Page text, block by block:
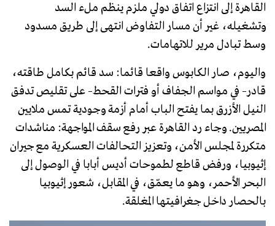
القاهرة إلى انتزاع اتفاق دولي ملزم ينظم ملء السد
وتشغيله، غير أن مسار التفاوض انتهى إلى طريق مسدود
وسط تبادل مرير للاتهامات.
واليوم، صار الكابوس واقعا قائما: سد قائم بكامل طاقته،
قادر– في مواسم الجفاف أو فترات القحط– على تقليص تدفق
النيل الأزرق بما يفتح الباب أمام أزمة وجودية تمس ملايين
المصريين. وجاء رد القاهرة عبر رفع سقف المواجهة: مناشدات
متكررة لمجلس الأمن، وتعزيز التحالفات العسكرية مع جيران
إثيوبيا، ورفض قاطع لطموحات أديس أبابا في الوصول إلى
البحر الأحمر، وهو ما يعمّق، في المقابل، شعور إثيوبيا
بالحصار داخل جغرافيتها المغلقة.